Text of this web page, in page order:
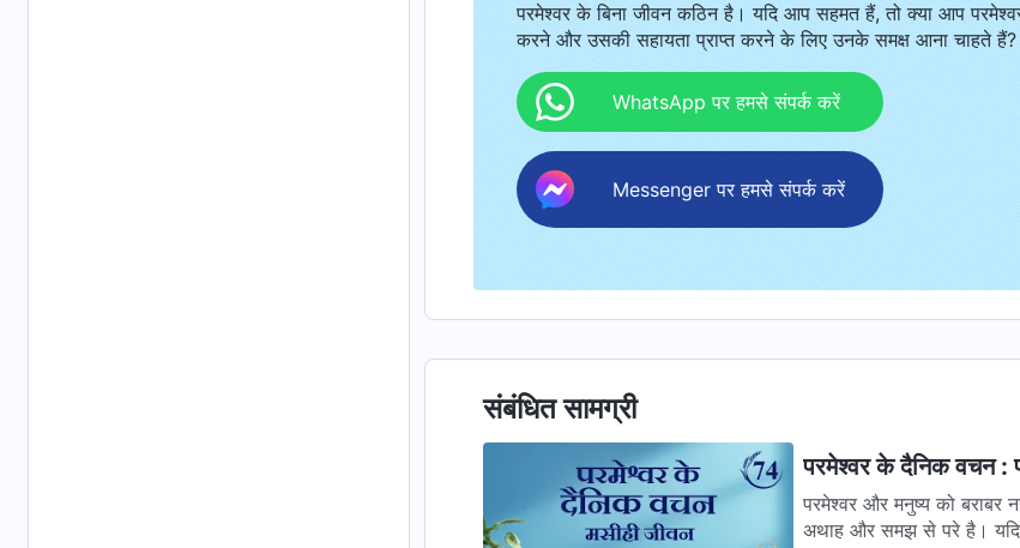
परमेश्वर के बिना जीवन कठिन है। यदि आप सहमत हैं, तो क्या आप
करने और उसकी सहायता प्राप्त करने के लिए उनके समक्ष आना चाहते हैं?
WhatsApp पर हमसे संपर्क करें
Messenger पर हमसे संपर्क करें
संबंधित सामग्री
परमेश्वर के दैनिक वचन :
परमेश्वर और मनुष्य को बराबर
अथाह और समझ से परे है। यदि